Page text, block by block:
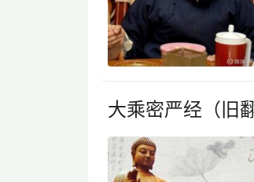
大乘密严经（旧